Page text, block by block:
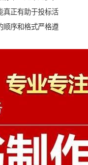
真正有助于投标活
顺序和格式严格遵